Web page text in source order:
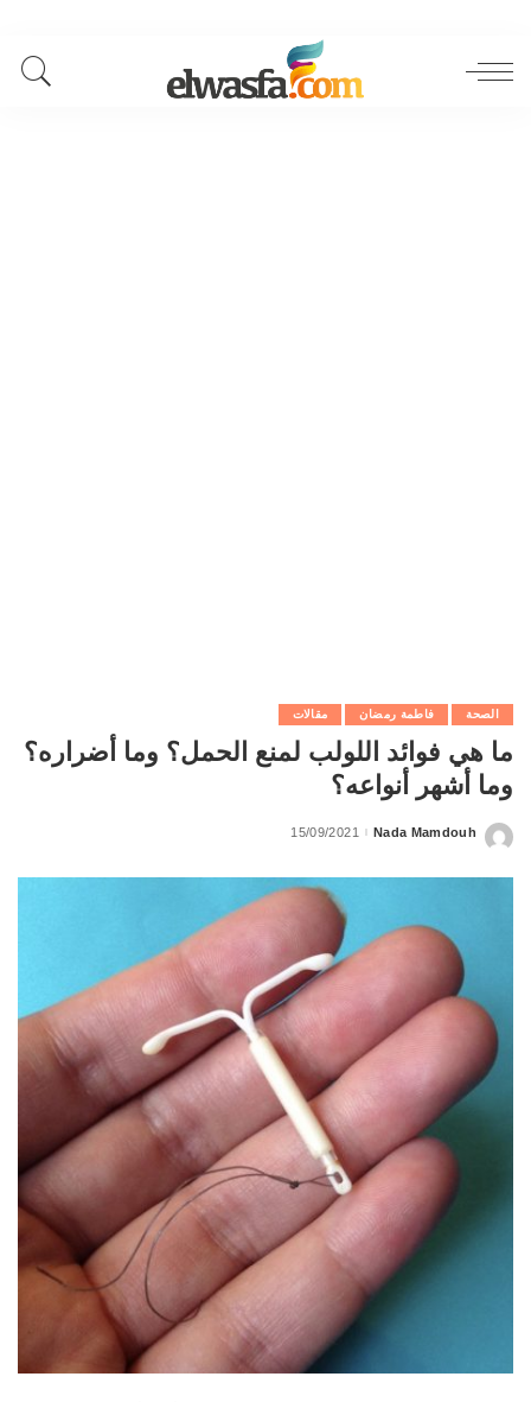
الصحة فاطمة رمضان مقالات
ما هي فوائد اللولب لمنع الحمل؟ وما أضراره؟
وما أشهر أنواعه؟
Posted
Nada Mamdouh
15/09/2021